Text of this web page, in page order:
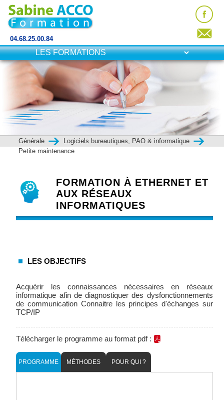
04.68.25.00.84
Générale
Logiciels bureautiques, PAO & informatique
Petite maintenance
FORMATION À ETHERNET ET
AUX RÉSEAUX
INFORMATIQUES
LES OBJECTIFS
Acquérir les connaissances nécessaires en réseaux
informatique afin de diagnostiquer des dysfonctionnements
de communication Connaitre les principes d'échanges sur
TCP/IP
Télécharger le programme au format pdf :
PROGRAMME MÉTHODES POUR QUI ?